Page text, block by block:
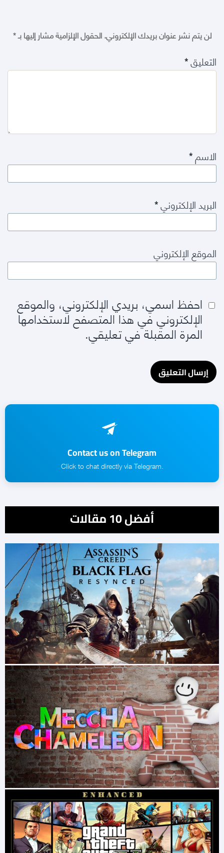
لن يتم نشر عنوان بريدك الإلكتروني.الحقول الإلزامية مشار إليها بـ*
التعليق*
الاسم*
البريد الإلكتروني*
الموقع الإلكتروني
احفظ اسمي، بريدي الإلكتروني، والموقع
الإلكتروني في هذا المتصفح لاستخدامها
المرة المقبلة في تعليقي.
Contact us on Telegram
.Click to chat directly via Telegram
أفضل 10 مقالات